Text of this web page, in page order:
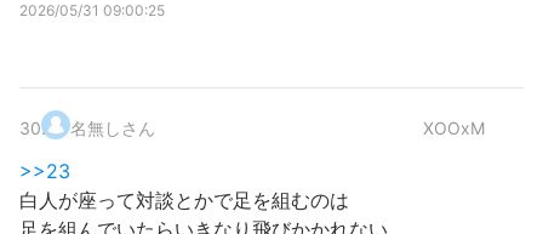
2026/05/31 09:00:25
30. 名無しさん XOOxM
>>23
白人が座って対談とかで足を組むのは